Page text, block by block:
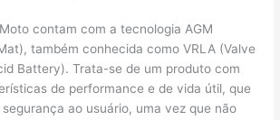
contam com a tecnologia AGM
também conhecida como VRLA (Valve
Battery). Trata-se de um produto com
de performance e de vida útil, que
ao usuário, uma vez que não